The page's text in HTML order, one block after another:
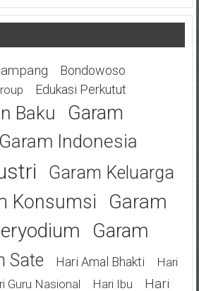
Bondowoso
Edukasi Perkutut
Baku
Garam
Garam Indonesia
Garam Keluarga
Konsumsi
Garam
Garam
Sate Hari Amal Bhakti
Hari
Guru Nasional Hari Ibu Hari